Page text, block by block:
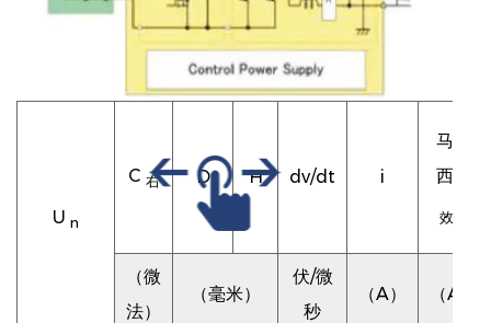
U n
C 右 D H dv/dt i
马克
西
效值
（微
法）
（毫米）
伏/微
秒
（A） （A）